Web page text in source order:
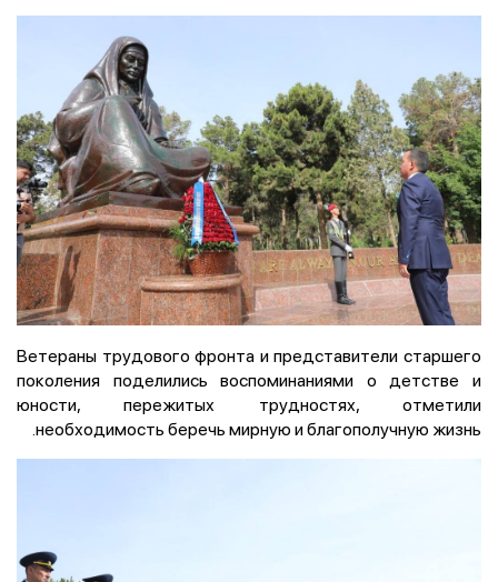
Ветераны трудового фронта и представители старшего
поколения поделились воспоминаниями о детстве и
юности, пережитых трудностях, отметили
необходимость беречь мирную и благополучную жизнь.